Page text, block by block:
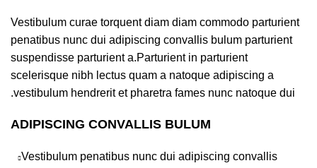
Vestibulum curae torquent diam diam commodo parturient
penatibus nunc dui adipiscing convallis bulum parturient
suspendisse parturient a.Parturient in parturient
scelerisque nibh lectus quam a natoque adipiscing a
vestibulum hendrerit et pharetra fames nunc natoque dui.
ADIPISCING CONVALLIS BULUM
Vestibulum penatibus nunc dui adipiscing convallis